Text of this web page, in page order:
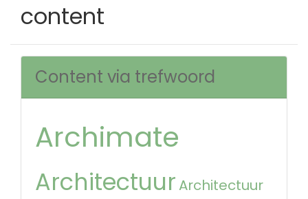
content
Content via trefwoord
Archimate
Architectuur Architectuur